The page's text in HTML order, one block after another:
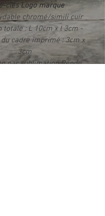
clés Logo marque
chromé/simili cuir
totale : L 10cm x l 3cm -
cadre imprimé : 3cm x
3cm
par sublimation Rendu